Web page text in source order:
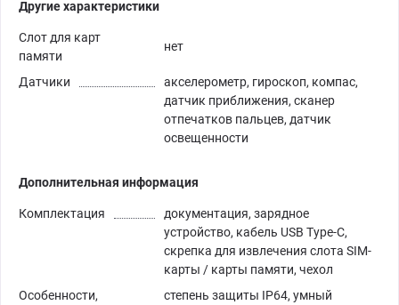
Другие характеристики
Слот для карт
памяти
нет
Датчики
акселерометр, гироскоп, компас,
датчик приближения, сканер
отпечатков пальцев, датчик
освещенности
Дополнительная информация
Комплектация
документация, зарядное
устройство, кабель USB Type-C,
скрепка для извлечения слота SIM-
карты / карты памяти, чехол
Особенности,
степень защиты IP64, умный